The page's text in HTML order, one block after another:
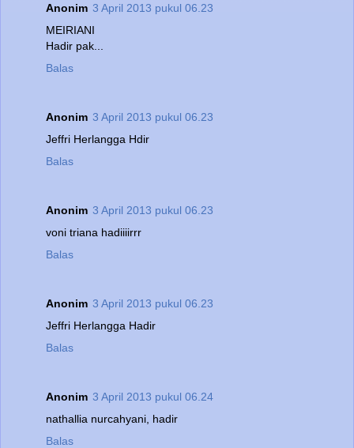
Anonim 3 April 2013 pukul 06.23
MEIRIANI
Hadir pak...
Balas
Anonim 3 April 2013 pukul 06.23
Jeffri Herlangga Hdir
Balas
Anonim 3 April 2013 pukul 06.23
voni triana hadiiiirrr
Balas
Anonim 3 April 2013 pukul 06.23
Jeffri Herlangga Hadir
Balas
Anonim 3 April 2013 pukul 06.24
nathallia nurcahyani, hadir
Balas